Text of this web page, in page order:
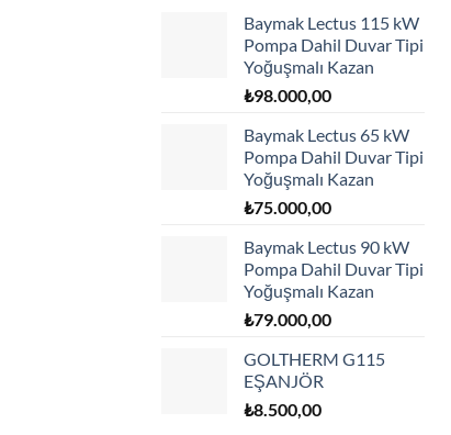
Baymak Lectus 115 kW
Pompa Dahil Duvar Tipi
Yoğuşmalı Kazan
₺98.000,00
Baymak Lectus 65 kW
Pompa Dahil Duvar Tipi
Yoğuşmalı Kazan
₺75.000,00
Baymak Lectus 90 kW
Pompa Dahil Duvar Tipi
Yoğuşmalı Kazan
₺79.000,00
GOLTHERM G115
EŞANJÖR
₺8.500,00